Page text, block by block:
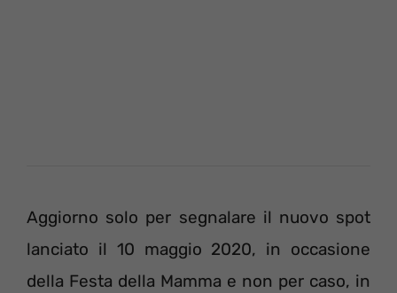
Aggiorno solo per segnalare il nuovo spot
lanciato il 10 maggio 2020, in occasione
della Festa della Mamma e non per caso, in